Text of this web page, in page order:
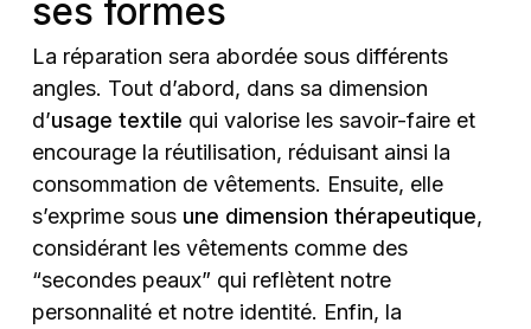
ses formes
La réparation sera abordée sous différents
angles. Tout d’abord, dans sa dimension
d’usage textile qui valorise les savoir-faire et
encourage la réutilisation, réduisant ainsi la
consommation de vêtements. Ensuite, elle
s’exprime sous une dimension thérapeutique,
considérant les vêtements comme des
“secondes peaux” qui reflètent notre
personnalité et notre identité. Enfin, la